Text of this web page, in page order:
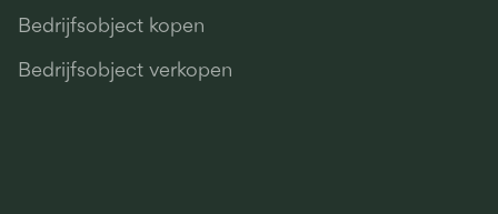
Bedrijfsobject kopen
Bedrijfsobject verkopen